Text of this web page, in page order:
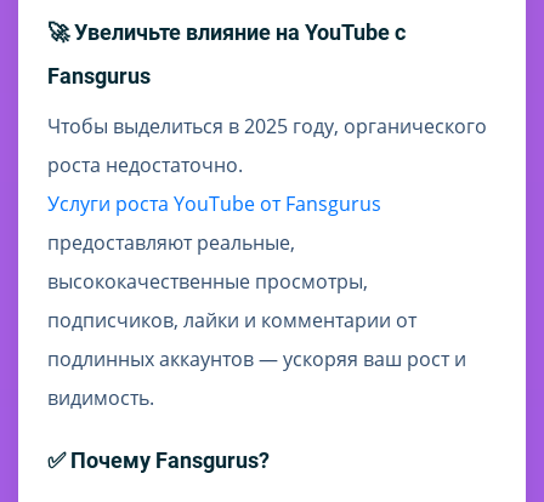
🚀 Увеличьте влияние на YouTube с
Fansgurus
Чтобы выделиться в 2025 году, органического
роста недостаточно.
Услуги роста YouTube от Fansgurus
предоставляют реальные,
высококачественные просмотры,
подписчиков, лайки и комментарии от
подлинных аккаунтов — ускоряя ваш рост и
видимость.
✅ Почему Fansgurus?